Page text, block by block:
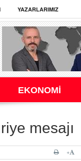
YAZARLARIMIZ
EKONOMİ
mesajı
+